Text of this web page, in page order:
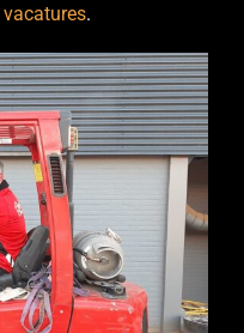
vacatures.